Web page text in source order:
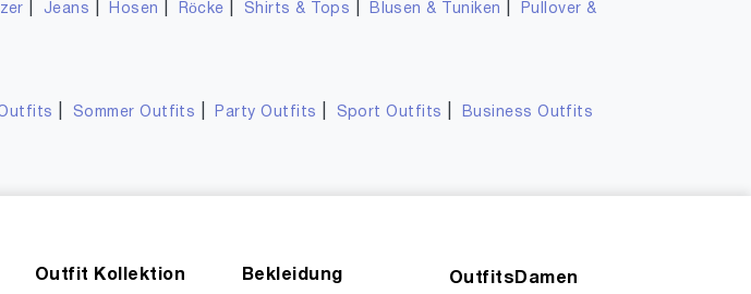
Jeans Hosen Röcke Shirts & Tops Blusen & Tuniken
Pullover &
Sommer Outfits Party Outfits Sport Outfits Business Outfits
Outfit Kollektion Bekleidung OutfitsDamen